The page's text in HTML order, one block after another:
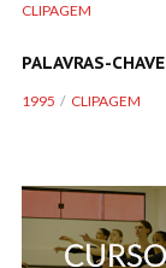
CLIPAGEM
PALAVRAS-CHAVE
1995 CLIPAGEM